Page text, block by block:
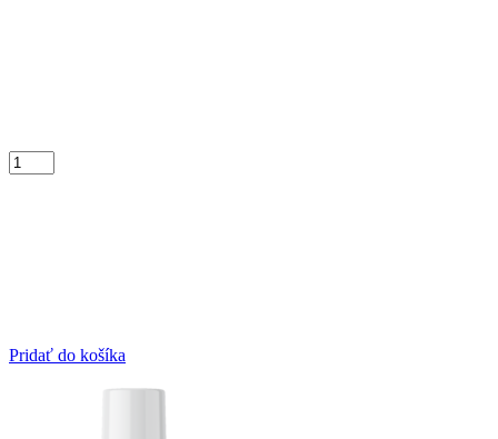
Pridať do košíka